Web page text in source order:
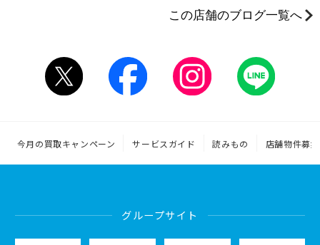
この店舗のブログ一覧へ
今月の買取キャンペーン サービスガイド 読みもの 店舗物件募集
グループサイト